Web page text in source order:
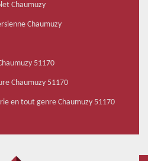
Chaumuzy
Chaumuzy
51170
Chaumuzy 51170
en tout genre Chaumuzy 51170